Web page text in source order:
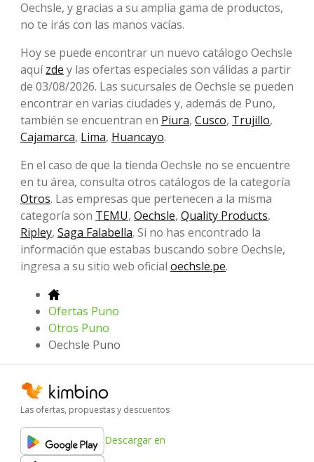
Oechsle, y gracias a su amplia gama de productos,
no te irás con las manos vacías.
Hoy se puede encontrar un nuevo catálogo Oechsle
aquízde y las ofertas especiales son válidas a partir
de 03/08/2026. Las sucursales de Oechsle se pueden
encontrar en varias ciudades y, además de Puno,
también se encuentran en Piura, Cusco, Trujillo,
Cajamarca, Lima, Huancayo.
En el caso de que la tienda Oechsle no se encuentre
en tu área, consulta otros catálogos de la categoría
Otros. Las empresas que pertenecen a la misma
categoría son TEMU, Oechsle, Quality Products,
Ripley, Saga Falabella. Si no has encontrado la
información que estabas buscando sobre Oechsle,
ingresa a su sitio web oficial oechsle.pe.
Ofertas Puno
Otros Puno
Oechsle Puno
Las ofertas, propuestas y descuentos
Descargar en